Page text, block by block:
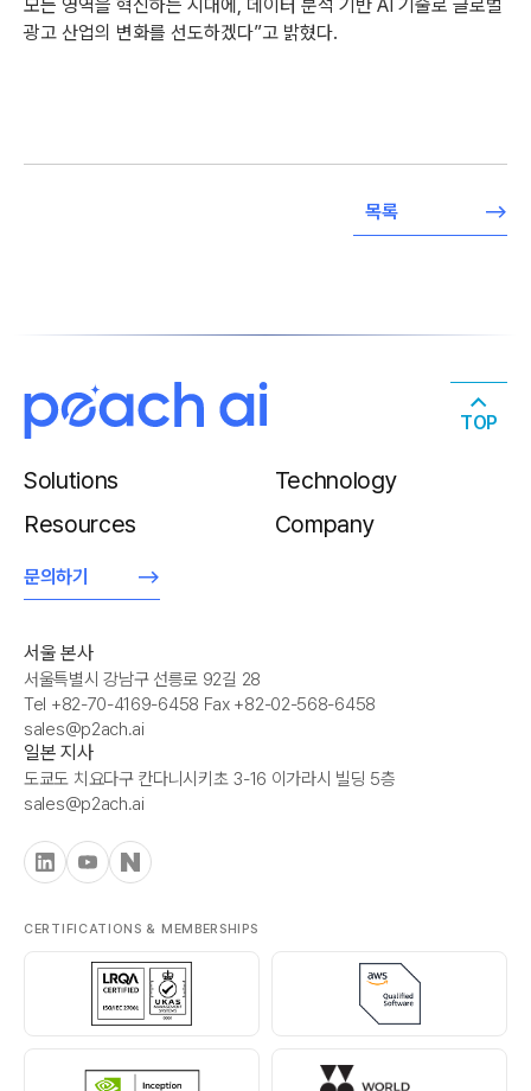
모든 영역을 혁신하는 시대에, 데이터 분석 기반 AI 기술로 글로벌
광고 산업의 변화를 선도하겠다”고 밝혔다.
목록
Solutions
Technology
Resources
Company
문의하기
서울 본사
서울특별시 강남구 선릉로 92길 28
Tel +82-70-4169-6458 Fax +82-02-568-6458
sales@p2ach.ai
일본 지사
도쿄도 치요다구 칸다니시키초 3-16 이가라시 빌딩 5층
sales@p2ach.ai
CERTIFICATIONS & MEMBERSHIPS
TOP